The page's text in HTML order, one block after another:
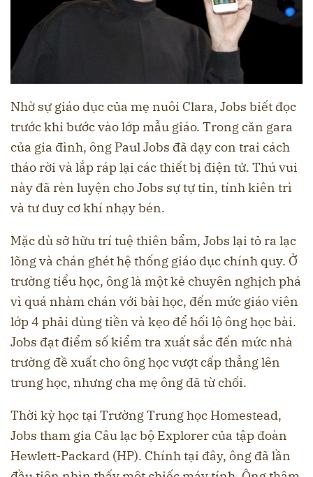
Nhờ sự giáo dục của mẹ nuôi Clara, Jobs biết đọc
trước khi bước vào lớp mẫu giáo. Trong căn gara
của gia đình, ông Paul Jobs đã dạy con trai cách
tháo rời và lắp ráp lại các thiết bị điện tử. Thú vui
này đã rèn luyện cho Jobs sự tự tin, tính kiên trì
và tư duy cơ khí nhạy bén.
Mặc dù sở hữu trí tuệ thiên bẩm, Jobs lại tỏ ra lạc
lõng và chán ghét hệ thống giáo dục chính quy. Ở
trường tiểu học, ông là một kẻ chuyên nghịch phá
vì quá nhàm chán với bài học, đến mức giáo viên
lớp 4 phải dùng tiền và kẹo để hối lộ ông học bài.
Jobs đạt điểm số kiểm tra xuất sắc đến mức nhà
trường đề xuất cho ông học vượt cấp thẳng lên
trung học, nhưng cha mẹ ông đã từ chối.
Thời kỳ học tại Trường Trung học Homestead,
Jobs tham gia Câu lạc bộ Explorer của tập đoàn
Hewlett-Packard (HP). Chính tại đây, ông đã lần